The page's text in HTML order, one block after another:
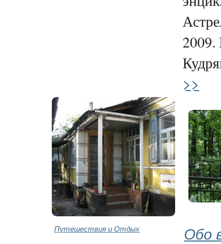
>>
Путешествия и Отдых Обо